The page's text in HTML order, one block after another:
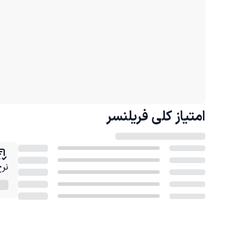
امتیاز کلی فریلنسر